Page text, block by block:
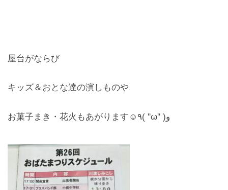
CONTACT
屋台がならび
キッズ＆おとな達の演しものや
お菓子まき・花火もあがります☺٩( ''ω'' )و